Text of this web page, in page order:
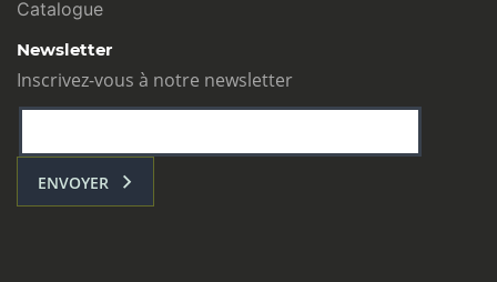
Catalogue
Newsletter
Inscrivez-vous à notre newsletter
ENVOYER